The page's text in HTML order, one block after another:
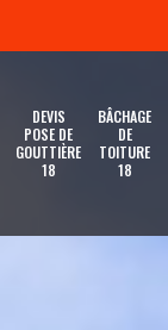
DEVIS
POSE DE
GOUTTIÈRE
18
BÂCHAGE
DE
TOITURE
18